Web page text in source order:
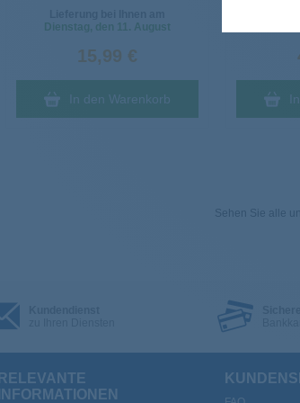
Dienstag, den 11. August
15,99 €
In den Warenkorb
Sehen Sie alle
RELEVANTE
INFORMATIONEN